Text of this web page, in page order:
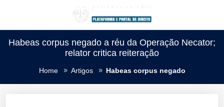
Habeas corpus negado a réu da Operação Necator;
relator critica reiteração
Home Artigos Habeas corpus negado